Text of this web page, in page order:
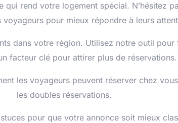
qui rend votre logement spécial. N’hésitez
voyageurs pour mieux répondre à leurs
dans votre région. Utilisez notre outil
facteur clé pour attirer plus de réservations.
les voyageurs peuvent réserver chez
les doubles réservations.
pour que votre annonce soit mieux